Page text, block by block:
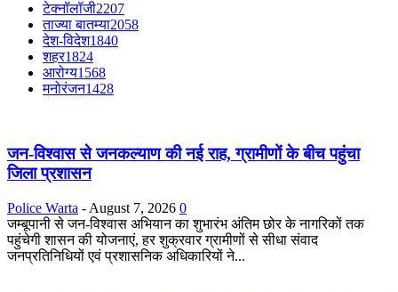
टेक्नॉलॉजी2207
ताज्या बातम्या2058
देश-विदेश1840
शहर1824
आरोग्य1568
मनोरंजन1428
जन-विश्वास से जनकल्याण की नई राह, ग्रामीणों के बीच पहुंचा
जिला प्रशासन
Police Warta - August 7, 2026 0
जम्बूपानी से जन-विश्वास अभियान का शुभारंभ अंतिम छोर के नागरिकों तक
पहुंचेगी शासन की योजनाएं, हर शुक्रवार ग्रामीणों से सीधा संवाद
जनप्रतिनिधियों एवं प्रशासनिक अधिकारियों ने...